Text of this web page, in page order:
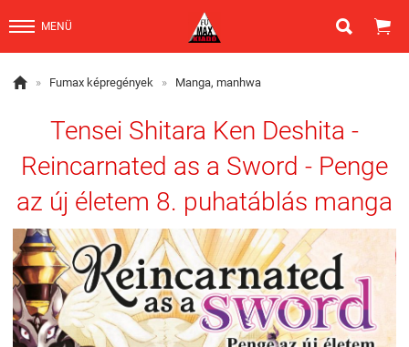
MENÜ  
 » Fumax képregények » Manga, manhwa
Tensei Shitara Ken Deshita -
Reincarnated as a Sword - Penge
az új életem 8. puhatáblás manga